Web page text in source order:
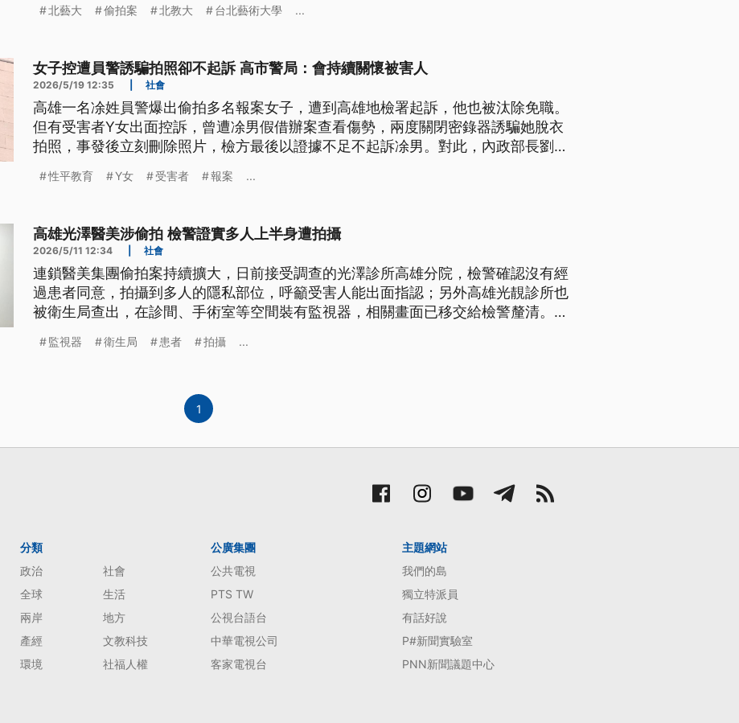
北藝大 偷拍案 北教大 台北藝術大學 ...
女子控遭員警誘騙拍照卻不起訴 高市警局：會持續關懷被害人
2026/5/19 12:35 社會
高雄一名凃姓員警爆出偷拍多名報案女子，遭到高雄地檢署起訴，他也被汰除免職。
但有受害者Y女出面控訴，曾遭凃男假借辦案查看傷勢，兩度關閉密錄器誘騙她脫衣
拍照，事發後立刻刪除照片，檢方最後以證據不足不起訴凃男。對此，內政部長劉世
局回應，會指派專人持續關懷被害人，提供必要保護與協助。
性平教育 Y女 受害者 報案 ...
高雄光澤醫美涉偷拍 檢警證實多人上半身遭拍攝
2026/5/11 12:34 社會
連鎖醫美集團偷拍案持續擴大，日前接受調查的光澤診所高雄分院，檢警確認沒有經
過患者同意，拍攝到多人的隱私部位，呼籲受害人能出面指認；另外高雄光靚診所也
被衛生局查出，在診間、手術室等空間裝有監視器，相關畫面已移交給檢警釐清。面
查。
監視器 衛生局 患者 拍攝 ...
1
分類
政治
社會
全球
生活
兩岸
地方
產經
文教科技
環境
社福人權
公廣集團
公共電視
PTS TW
公視台語台
中華電視公司
客家電視台
主題網站
我們的島
獨立特派員
有話好說
P#新聞實驗室
PNN新聞議題中心